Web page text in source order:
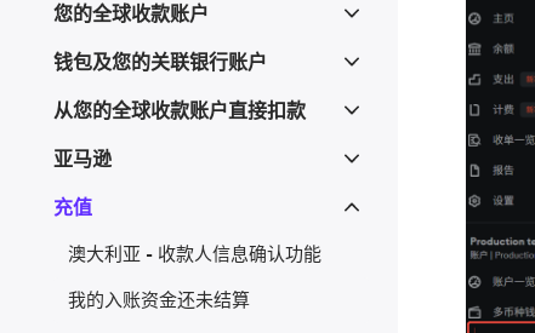
您的全球收款账户
钱包及您的关联银行账户
从您的全球收款账户直接扣款
亚马逊
充值
澳大利亚 - 收款人信息确认功能
我的入账资金还未结算